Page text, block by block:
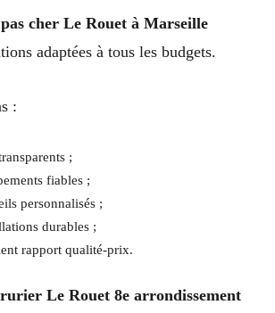
cher Le Rouet à Marseille
adaptées à tous les budgets.
:
;
fiables ;
personnalisés ;
durables ;
rapport qualité-prix.
Le Rouet 8e arrondissement